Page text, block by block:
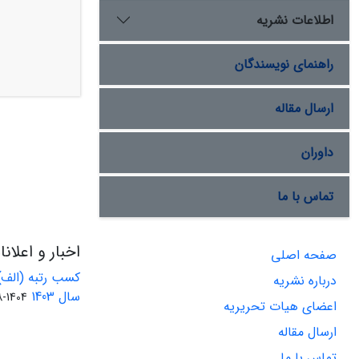
اطلاعات نشریه
راهنمای نویسندگان
ارسال مقاله
داوران
تماس با ما
صفحه اصلی
درباره نشریه
اعضای هیات تحریریه
ارسال مقاله
اخبار و
کسب رتبه
سال 1403
1404-08-01